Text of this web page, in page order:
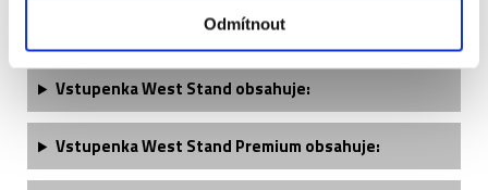
Odmítnout
Chelsea - popis vstupenek ↓
Vstupenka West Stand obsahuje:
Vstupenka West Stand Premium obsahuje: